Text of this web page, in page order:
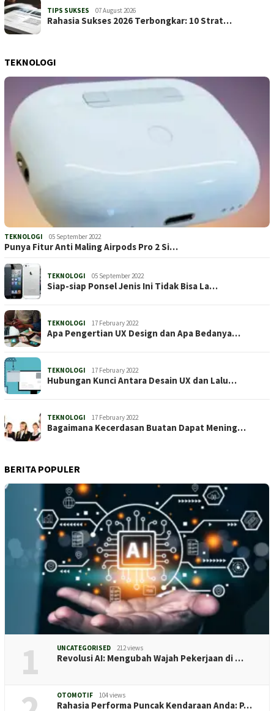
TIPS SUKSES 07 August 2026
Rahasia Sukses 2026 Terbongkar: 10 Strat…
TEKNOLOGI
TEKNOLOGI 05 September 2022
Punya Fitur Anti Maling Airpods Pro 2 Si…
TEKNOLOGI 05 September 2022
Siap-siap Ponsel Jenis Ini Tidak Bisa La…
TEKNOLOGI 17 February 2022
Apa Pengertian UX Design dan Apa Bedanya…
TEKNOLOGI 17 February 2022
Hubungan Kunci Antara Desain UX dan Lalu…
TEKNOLOGI 17 February 2022
Bagaimana Kecerdasan Buatan Dapat Mening…
BERITA POPULER
1 UNCATEGORISED 212 views
Revolusi AI: Mengubah Wajah Pekerjaan di …
OTOMOTIF 104 views
Rahasia Performa Puncak Kendaraan Anda: P…